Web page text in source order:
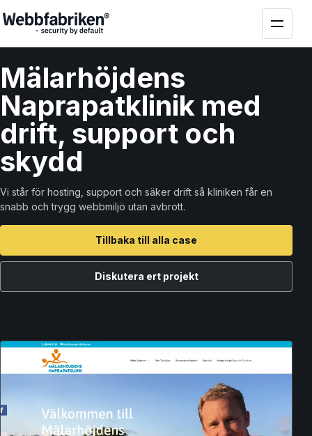
Mälarhöjdens
Naprapatklinik med
drift, support och
skydd
Vi står för hosting, support och säker drift så kliniken får en
snabb och trygg webbmiljö utan avbrott.
Tillbaka till alla case
Diskutera ert projekt